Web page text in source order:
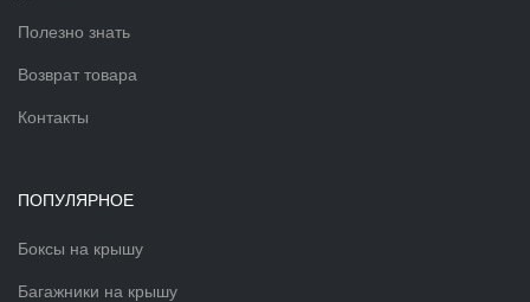
Полезно знать
Возврат товара
Контакты
ПОПУЛЯРНОЕ
Боксы на крышу
Багажники на крышу